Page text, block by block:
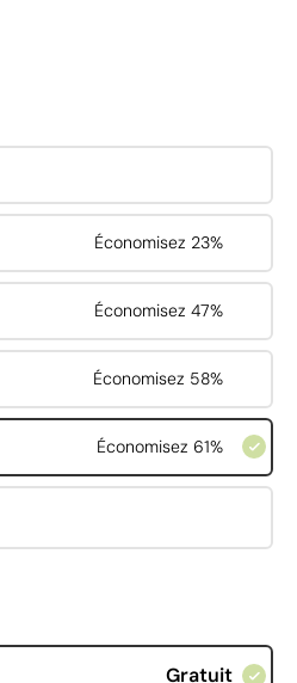
Économisez 23%
Économisez 47%
Économisez 58%
Économisez 61%
Gratuit